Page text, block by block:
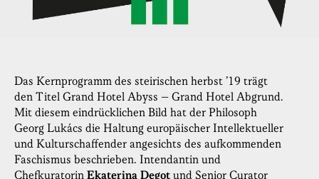
Das Kernprogramm des steirischen herbst ’19 trägt
den Titel Grand Hotel Abyss – Grand Hotel Abgrund.
Mit diesem eindrücklichen Bild hat der Philosoph
Georg Lukács die Haltung europäischer Intellektueller
und Kulturschaffender angesichts des aufkommenden
Faschismus beschrieben. Intendantin und
Chefkuratorin Ekaterina Degot und Senior Curator